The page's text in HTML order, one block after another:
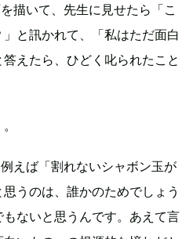
描いて、先生に見せたら「こ
と訊かれて、「私はただ面白
えたら、ひどく叱られたこと
えば「割れないシャボン玉が
うのは、誰かのためでしょう
ないと思うんです。あえて言